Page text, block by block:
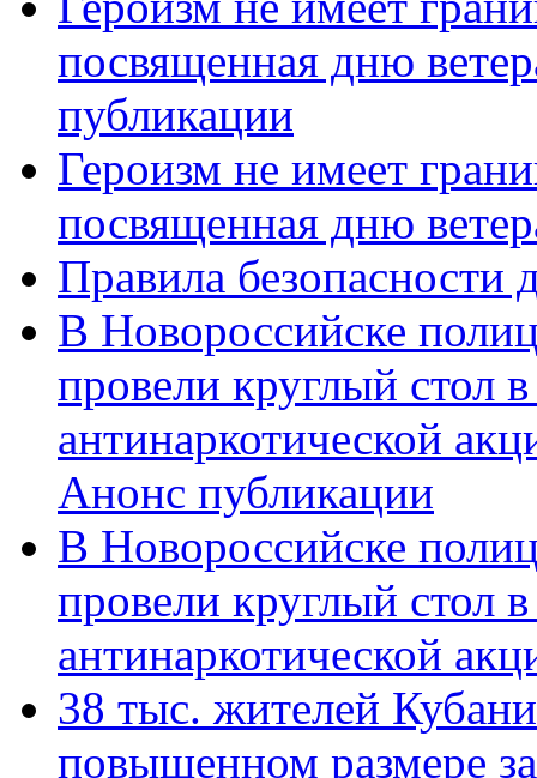
посвященная дню
публикации
Героизм не имеет
посвященная дню
Правила безопасности
В Новороссийске
провели круглый стол
антинаркотической
Анонс публикации
В Новороссийске
провели круглый стол
антинаркотической
38 тыс. жителей
повышенном размере